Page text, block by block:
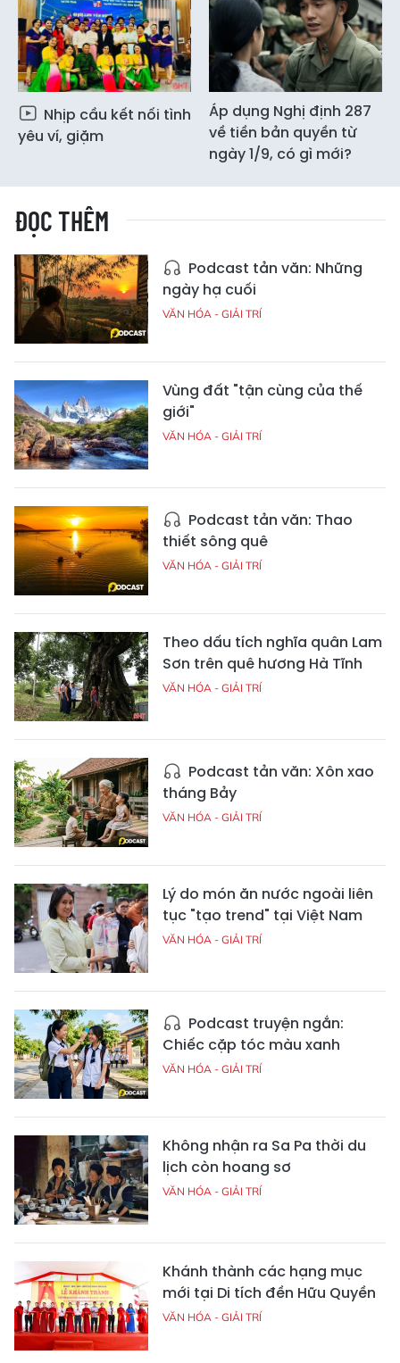
Nhịp cầu kết nối tình
yêu ví, giặm
Áp dụng Nghị định 287
về tiền bản quyền từ
ngày 1/9, có gì mới?
ĐỌC THÊM
Podcast tản văn: Những
ngày hạ cuối
VĂN HÓA - GIẢI TRÍ
Vùng đất "tận cùng của thế
giới"
VĂN HÓA - GIẢI TRÍ
Podcast tản văn: Thao
thiết sông quê
VĂN HÓA - GIẢI TRÍ
Theo dấu tích nghĩa quân Lam
Sơn trên quê hương Hà Tĩnh
VĂN HÓA - GIẢI TRÍ
Podcast tản văn: Xôn xao
tháng Bảy
VĂN HÓA - GIẢI TRÍ
Lý do món ăn nước ngoài liên
tục "tạo trend" tại Việt Nam
VĂN HÓA - GIẢI TRÍ
Podcast truyện ngắn:
Chiếc cặp tóc màu xanh
VĂN HÓA - GIẢI TRÍ
Không nhận ra Sa Pa thời du
lịch còn hoang sơ
VĂN HÓA - GIẢI TRÍ
Khánh thành các hạng mục
mới tại Di tích đền Hữu Quyền
VĂN HÓA - GIẢI TRÍ